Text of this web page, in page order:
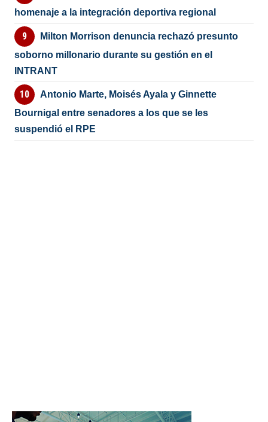
homenaje a la integración deportiva regional
Milton Morrison denuncia rechazó presunto
soborno millonario durante su gestión en el
INTRANT
Antonio Marte, Moisés Ayala y Ginnette
Bournigal entre senadores a los que se les
suspendió el RPE